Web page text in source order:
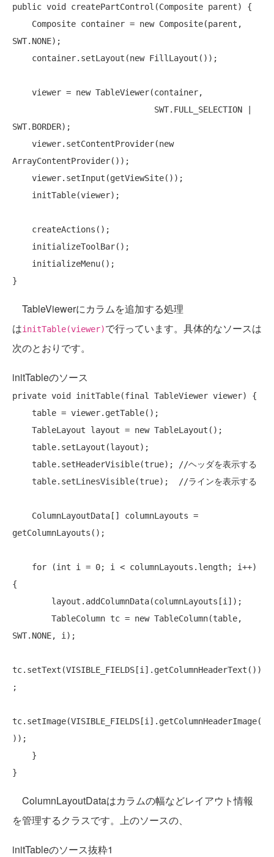
public void
createPartControl(Composite parent) {
    Composite container =
new Composite(parent,
SWT.NONE);
    container.setLayout(
new FillLayout());
    viewer =
new TableViewer(container,
SWT.BORDER);
    viewer.setContentProvider(
new
ArrayContentProvider());
TableViewerにカラムを追加する処理
はinitTable(viewer)で行っています。具体的なソースは
次のとおりです。
initTableのソース
private void initTable(final TableViewer viewer) {
    TableLayout layout =
new TableLayout();
    table.setHeaderVisible(
true); //ヘッダを表示する
    table.setLinesVisible(
true); //ラインを表示する
getColumnLayouts();
for (int i = 0; i < columnLayouts.length; i++)
{
        TableColumn tc =
new TableColumn(table,
SWT.NONE, i);
tc.setText(VISIBLE_FIELDS[i].getColumnHeaderText())
;
tc.setImage(VISIBLE_FIELDS[i].getColumnHeaderImage(
));
ColumnLayoutDataはカラムの幅などレイアウト情報
を管理するクラスです。上のソースの、
initTableのソース抜粋1